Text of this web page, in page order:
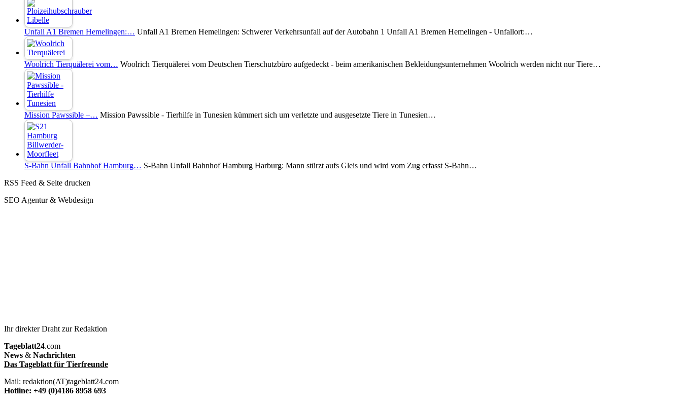
Unfall A1 Bremen Hemelingen:… Unfall A1 Bremen Hemelingen: Schwerer Verkehrsunfall auf der Autobahn 1 Unfall A1 Bremen Hemelingen - Unfallort:…
Woolrich Tierquälerei vom… Woolrich Tierquälerei vom Deutschen Tierschutzbüro aufgedeckt - beim amerikanischen Bekleidungsunternehmen Woolrich werden nicht nur Tiere…
Mission Pawssible –… Mission Pawssible - Tierhilfe in Tunesien kümmert sich um verletzte und ausgesetzte Tiere in Tunesien…
S-Bahn Unfall Bahnhof Hamburg… S-Bahn Unfall Bahnhof Hamburg Harburg: Mann stürzt aufs Gleis und wird vom Zug erfasst S-Bahn…
RSS Feed & Seite drucken
SEO Agentur & Webdesign
Ihr direkter Draht zur Redaktion
Tageblatt24.com
News & Nachrichten
Das Tageblatt für Tierfreunde
Mail: redaktion(AT)tageblatt24.com
Hotline: +49 (0)4186 8958 693